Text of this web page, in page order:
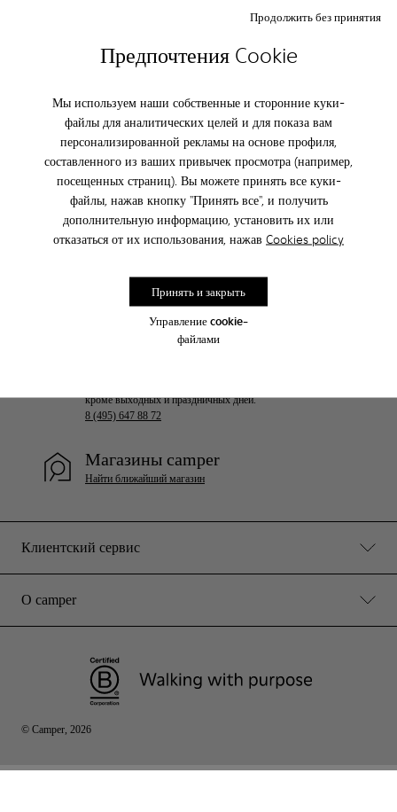
Предпочтения Cookie
Мы используем наши собственные и сторонние куки-
файлы для аналитических целей и для показа вам
персонализированной рекламы на основе профиля,
составленного из ваших привычек просмотра (например,
посещенных страниц). Вы можете принять все куки-
файлы, нажав кнопку "Принять все", и получить
дополнительную информацию, установить их или
отказаться от их использования, нажав Cookies policy
Управление cookie-
файлами
Продолжить без принятия
Принять и закрыть
ПОДПИШИТЕСЬ И ПОЛУЧИТЕ
Став частью семьи Camper вы получите информацию о новинках,
акциях и промо-кодах раньше всех.
Клиентский сервис
О camper
Отдел по работе с клиентами
Если у Вас возникли вопросы, Вы можете связаться с нами
кроме выходных и праздничных дней.
8 (495) 647 88 72
Магазины camper
Найти ближайший магазин
© Camper, 2026